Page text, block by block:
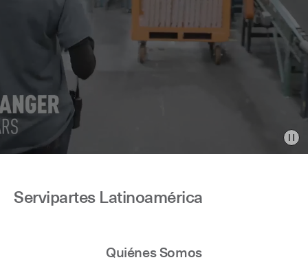
Servipartes Latinoamérica
Quiénes Somos